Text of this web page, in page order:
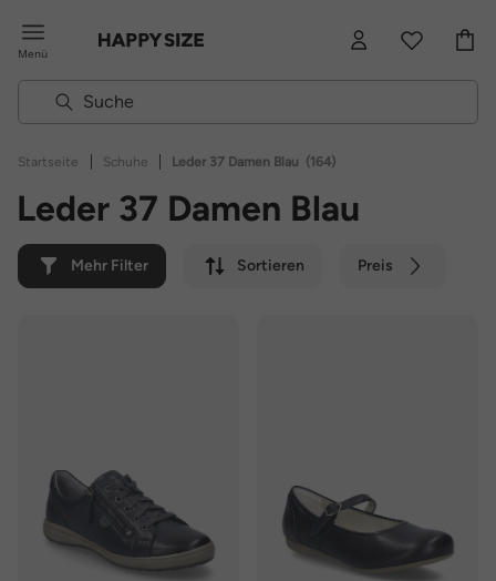
Menü
Startseite | Schuhe | Leder 37 Damen Blau (164)
Leder 37 Damen Blau
Mehr Filter Sortieren Preis